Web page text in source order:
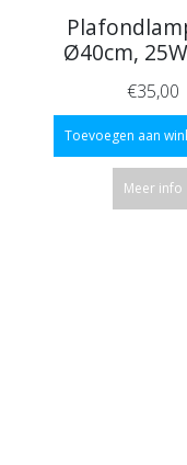
Ø40cm,
€35,00
Toevoegen aan
Meer info